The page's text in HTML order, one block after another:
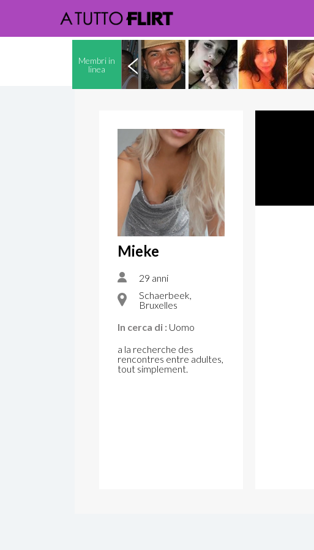
Membri in
linea
Mieke
29 anni
Schaerbeek,
Bruxelles
In cerca di : Uomo
a la recherche des
rencontres entre adultes,
tout simplement.